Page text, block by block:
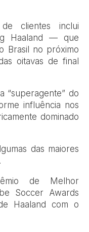
clientes inclui
Haaland — que
Brasil no próximo
oitavas de final
“superagente” do
influência nos
dominado
das maiores
de Melhor
Soccer Awards
Haaland com o